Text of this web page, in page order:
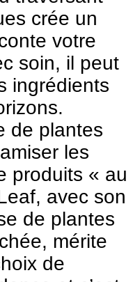
crée un
votre
soin, il peut
ingrédients
de plantes
les
produits « au
avec son
de plantes
mérite
de